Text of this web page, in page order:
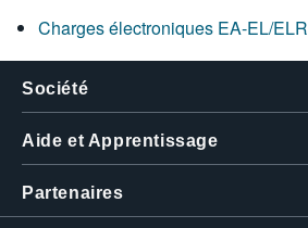
Charges électroniques EA-EL/ELR
Société
Aide et Apprentissage
Partenaires